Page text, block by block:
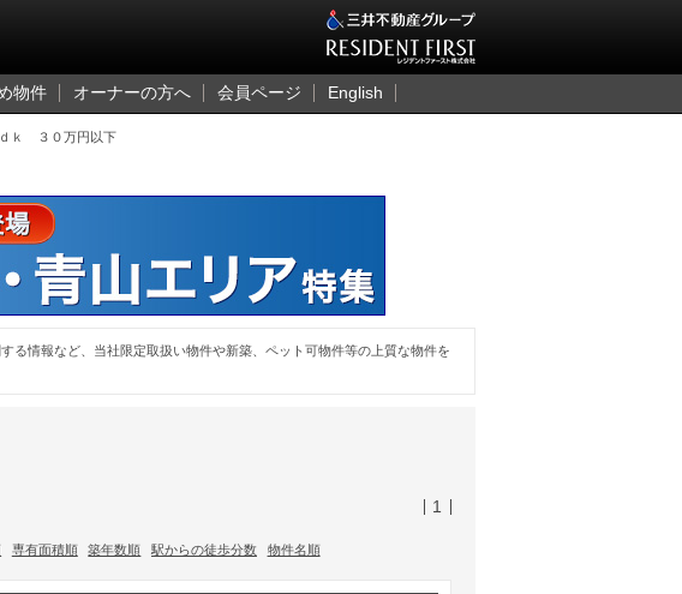
物件 オーナーの方へ 会員ページ English
ｋ ３０万円以下
情報など、当社限定取扱い物件や新築、ペット可物件等の上質な物件を
1
専有面積順 築年数順 駅からの徒歩分数 物件名順